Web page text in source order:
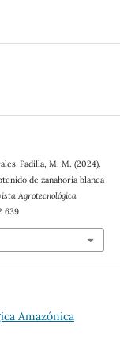
Padilla, M. M. (2024).
de zanahoria blanca
Agrotecnológica
Amazónica